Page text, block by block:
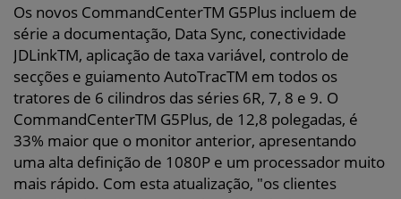
Os novos CommandCenterTM G5Plus incluem de
série a documentação, Data Sync, conectividade
JDLinkTM, aplicação de taxa variável, controlo de
secções e guiamento AutoTracTM em todos os
tratores de 6 cilindros das séries 6R, 7, 8 e 9. O
CommandCenterTM G5Plus, de 12,8 polegadas, é
33% maior que o monitor anterior, apresentando
uma alta definição de 1080P e um processador muito
mais rápido. Com esta atualização, "os clientes